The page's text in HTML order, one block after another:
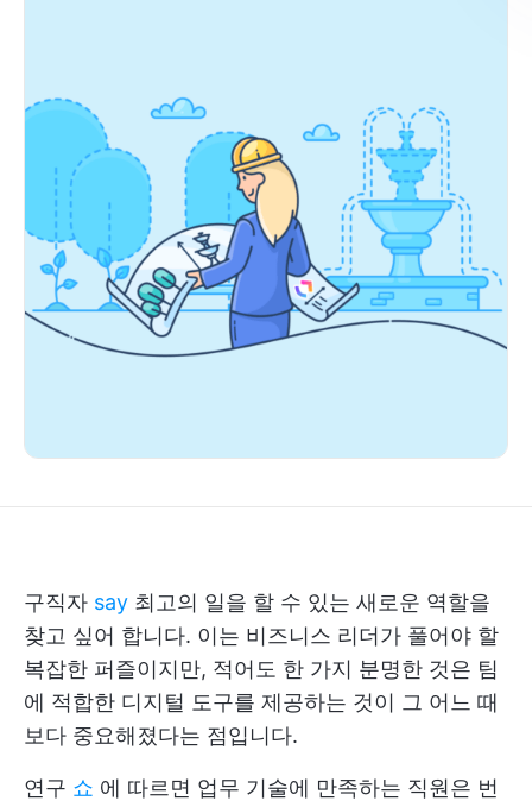
구직자 say 최고의 일을 할 수 있는 새로운 역할을
찾고 싶어 합니다. 이는 비즈니스 리더가 풀어야 할
복잡한 퍼즐이지만, 적어도 한 가지 분명한 것은 팀
에 적합한 디지털 도구를 제공하는 것이 그 어느 때
보다 중요해졌다는 점입니다.
연구 쇼 에 따르면 업무 기술에 만족하는 직원은 번